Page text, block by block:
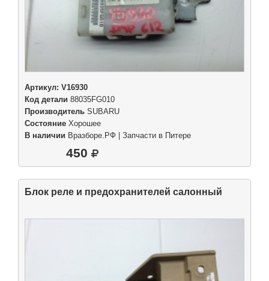
Артикул: V16930
Код детали 88035FG010
Производитель SUBARU
Состояние Хорошее
В наличии Вразборе.РФ | Запчасти в Питере
450
Блок реле и предохранителей салонный